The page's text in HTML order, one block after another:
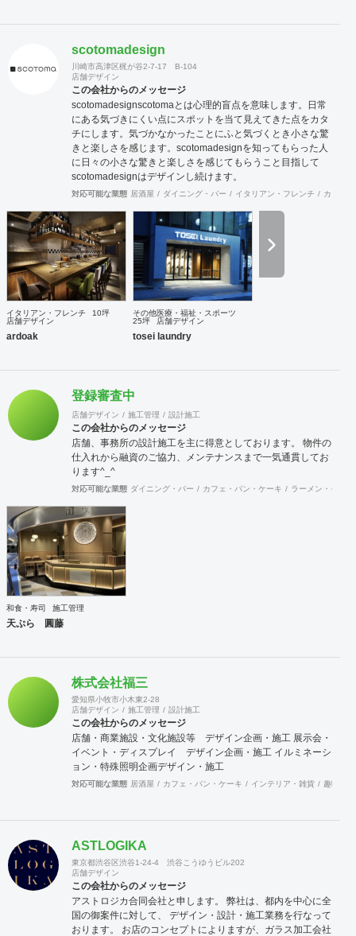
する事に社員全員が心がけている結果だと思います。 弊社で
麻布にある高級輸入家具店と、現在10年目を迎える上野アメ
横にあるハンバーグのお店です。 こちらの店舗を自ら経営す
ることでいかにお客様が利益を出すのに日々大変なご努力を
されているのかを改めて学ぶ事で出来ました。これらの経験
も活かして、ご依頼されるお客様に対して、弊社のインテリ
アデザイン設計施工面から、少しでもお客様のお店がご繁栄
そしてご利益を獲得出来るようにしっかりとした対応を行っ
てゆきたいと考えております。 まずはお気軽にご相談いただ
ければと思います、よろしくお願いいたします。
scotomadesign
川崎市高津区梶が谷2-7-17 B-104
店舗デザイン
この会社からのメッセージ
scotomadesign ​ ​scotomaとは心理的盲点を意味します。 ​ ​日常
にある気づきにくい点にスポットを当て ​ ​見えてきた点をカタ
チにします。 ​ ​気づかなかったことにふと気づくとき ​ 小さな驚
きと楽しさを感じます。 ​ scotomadesignを知ってもらった人
に ​ ​日々の小さな驚きと楽しさを感じてもらうこと目指して ​ ​
scotomadesignはデザインし続けます。 ​
対応可能な業態 居酒屋 ダイニング・バー イタリアン・フレンチ カフェ
イタリアン・フレンチ
10坪
店舗デザイン
ardoak
その他医療・福祉・スポーツ
25坪
店舗デザイン
tosei laundry
登録審査中
店舗デザイン 施工管理 設計施工
この会社からのメッセージ
店舗、事務所の設計施工を主に得意としております。 物件の
仕入れから融資のご協力、メンテナンスまで一気通貫してお
ります^_^
対応可能な業態 ダイニング・バー カフェ・パン・ケーキ ラーメン・そば
和食・寿司 施工管理
天ぷら 圓藤
株式会社福三
愛知県小牧市小木東2‐28
店舗デザイン
施工管理 設計施工
この会社からのメッセージ
店舗・商業施設・文化施設等 デザイン企画・施工 展示会・
イベント・ディスプレイ デザイン企画・施工 イルミネーシ
ョン・特殊照明企画デザイン・施工
対応可能な業態 居酒屋 カフェ・パン・ケーキ インテリア・雑貨 趣味・
ASTLOGIKA
東京都渋谷区渋谷1-24-4 渋谷こうゆうビル202
店舗デザイン
この会社からのメッセージ
アストロジカ合同会社と申します。 弊社は、都内を中心に全
国の御案件に対して、 デザイン・設計・施工業務を行なって
おります。 お店のコンセプトによりますが、ガラス加工会社